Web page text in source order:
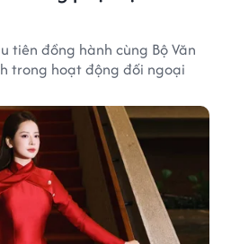
tiên đồng hành cùng Bộ Văn
trong hoạt động đối ngoại